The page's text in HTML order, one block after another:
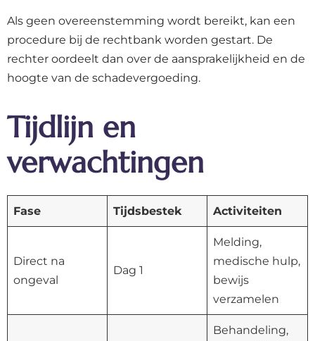
Als geen overeenstemming wordt bereikt, kan een
procedure bij de rechtbank worden gestart. De
rechter oordeelt dan over de aansprakelijkheid en de
hoogte van de schadevergoeding.
Tijdlijn en
verwachtingen
Fase Tijdsbestek Activiteiten
Direct na
ongeval
Dag 1
Melding,
medische hulp,
bewijs
verzamelen
Behandeling,